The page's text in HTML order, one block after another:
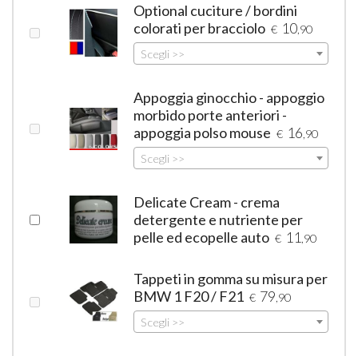
Optional cuciture / bordini
colorati per bracciolo € 10 ,90
Scegli >>
Appoggia ginocchio - appoggio
morbido porte anteriori -
appoggia polso mouse € 16 ,90
Scegli >>
Delicate Cream - crema
detergente e nutriente per
pelle ed ecopelle auto € 11 ,90
Tappeti in gomma su misura per
BMW 1 F20 / F21 € 79 ,90
Scegli >>